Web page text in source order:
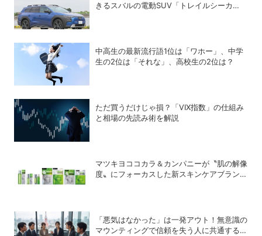
きるスバルの電動SUV「トレイルシーカ
中高生の最新流行語1位は「ワホー」、中学
生の2位は「それな」、高校生の2位は？
ただ買うだけじゃ損？「VIX指数」の仕組み
と相場の先読み術を解説
マツキヨココカラ＆カンパニーが〝肌の解像
度〟にフォーカスした新スキンケアブランド
「悪気はなかった」は一発アウト！無意識の
マウンティングで信頼を失う人に共通する